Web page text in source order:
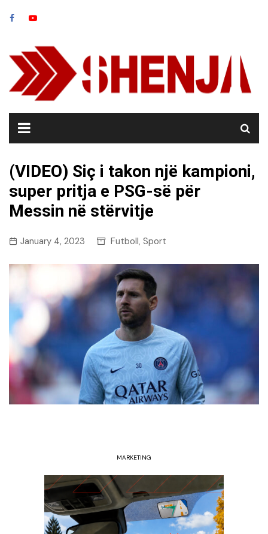
(VIDEO) Siç i takon një kampioni,
super pritja e PSG-së për
Messin në stërvitje
January 4, 2023 Futboll, Sport
MARKETING